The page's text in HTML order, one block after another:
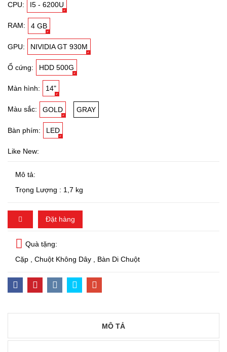
CPU: I5 - 6200U
RAM: 4 GB
GPU: NIVIDIA GT 930M
Ổ cứng: HDD 500G
Màn hình: 14"
Màu sắc: GOLD GRAY
Bàn phím: LED
Like New:
Mô tả:
Trọng Lượng : 1,7 kg
Đặt hàng
Quà tặng:
Cặp , Chuột Không Dây , Bàn Di Chuột
MÔ TẢ